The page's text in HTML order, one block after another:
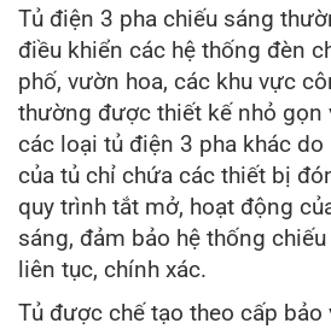
Tủ điện 3 pha chiếu sáng
điều khiển các hệ thống đèn
phố, vườn hoa, các khu vực
thường được thiết kế nhỏ gọn
các loại tủ điện 3 pha khác
của tủ chỉ chứa các thiết bị
quy trình tắt mở, hoạt động
sáng, đảm bảo hệ thống
liên tục, chính xác.
Tủ được chế tạo theo cấp bảo